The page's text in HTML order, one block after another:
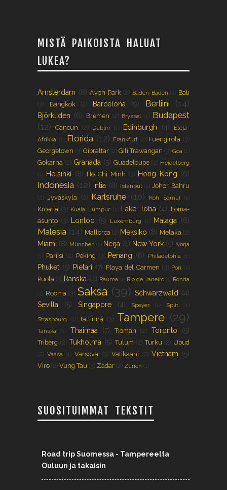
MISTÄ PAIKOISTA HALUAT
LUKEA?
Amsterdam (8) Avon Park (2) Baden-Baden (1)
Bali
(3)
Bangkok (2) Barcelona (9) Berliini (14)
Björkliden (6) Bremen (2) Bryssel (1)
Budapest
(12)
Cancun (2) Dublin (1) Edinburgh (4)
Etelä-
Afrikka
(1) Florida (12) Frankfurt (1) Fuengirola (3)
Georgetown (3) Gibraltar (2) Gili Trawangan (3) Goa (1)
Gokarna (2) Granada (5) Guadeloupe (2) Heidelberg
(1)
Helsinki (8) Ho Chi Minh (3) Hong Kong (6)
Indonesia (12) Intia (8) Istanbul (1)
Johor Bahru
(2) Jyväskylä (2) Karlsruhe (10) Koh Samui (1)
Kroatia (3) Kuala Lumpur (1) Lake Toba (4) Loma-
asunto (3) Lontoo (5) Luxemburg (1) Malaga (6)
Malesia (14) Mallorca (2) Meksiko (8) Melaka (2)
Miami (8) München (1) Nerja (4) New York (5) Norja
(1)
Pariisi (2) Peking (3) Penang (6) Philadelphia (1)
Phuket (5) Pietari (7) Playa del Carmen (3) Pori (1)
Puola (3) Ranska (4) Rauma (1) Rio de Janeiro (1)
Ronda
(1)
Rooma (3) Saksa (39) Schwarzwald (4)
Sevilla
(5) Singapore (4) Speyer (1) Split
(1)
Strasbourg
(1) Tallinna (3) Tampere (29)
Tanska (1) Thaimaa (7) Tioman (2) Toronto (5)
Triberg (2) Tukholma (5) Tulum (2) Turku (2) Ubud
(2) Vaasa (1) Varsova (3) Vatikaani (2) Vietnam (5)
Viro (2) Vung Tau (3) Zadar (2) Zürich (1)
SUOSITUIMMAT TEKSTIT
Road trip Suomessa - Tampereelta
Ouluun ja takaisin